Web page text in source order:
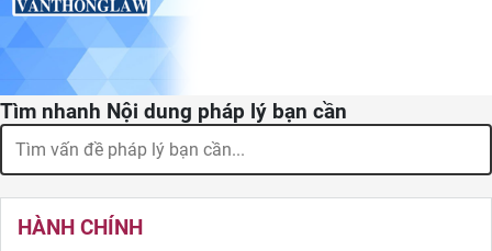
Tìm nhanh Nội dung pháp lý bạn cần
HÀNH CHÍNH